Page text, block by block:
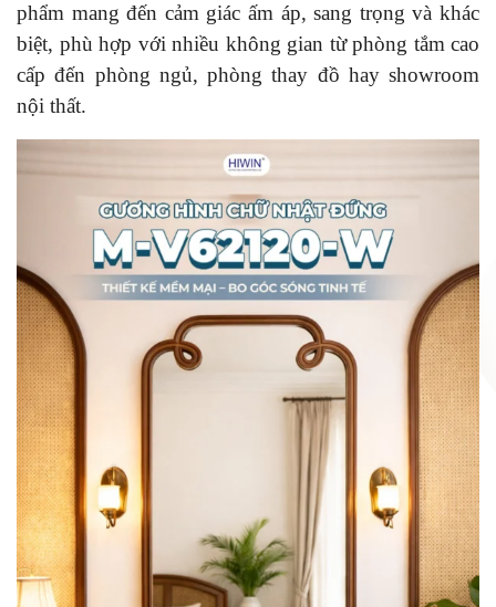
phẩm mang đến cảm giác ấm áp, sang trọng và khác
biệt, phù hợp với nhiều không gian từ phòng tắm cao
cấp đến phòng ngủ, phòng thay đồ hay showroom
nội thất.